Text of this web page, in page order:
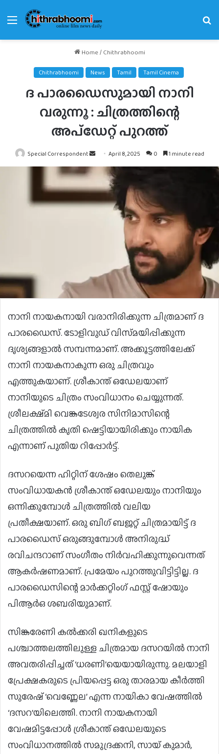
Menu
Home/ Chithrabhoomi
Chithrabhoomi News Tamil Tamil Cinema
ദ പാരഡൈസുമായി നാനി
വരുന്നൂ : ചിത്രത്തിന്റെ
അപ്‍ഡേറ്റ് പുറത്ത്
Special Correspondent
Send
an
email
April 8, 2025 0 1 minute read
നാനി നായകനായി വരാനിരിക്കുന്ന ചിത്രമാണ് ദ
പാരഡൈസ്. ടോളിവുഡ് വിസ്‍മയിപ്പിക്കുന്ന
ദൃശ്യങ്ങളാൽ സമ്പന്നമാണ്. അക്കൂട്ടത്തിലേക്ക്
നാനി നായകനാകുന്ന ഒരു ചിത്രവും
എത്തുകയാണ്. ശ്രീകാന്ത് ഒഡേലയാണ്
നാനിയുടെ ചിത്രം സംവിധാനം ചെയ്യുന്നത്.
ശ്രീലക്ഷ്‍മി വെങ്കടേശ്വര സിനിമാസിന്റെ
ചിത്രത്തിൽ കൃതി ഷെട്ടിയായിരിക്കും നായിക
എന്നാണ് പുതിയ റിപ്പോർട്ട്.
ദസറയെന്ന ഹിറ്റിന് ശേഷം തെലുങ്ക്
സംവിധായകൻ ശ്രീകാന്ത് ഒഡേലയും നാനിയും
ഒന്നിക്കുമ്പോൾ ചിത്രത്തിൽ വലിയ
പ്രതീക്ഷയാണ്. ഒരു ബിഗ് ബജറ്റ് ചിത്രമായിട്ട് ദ
പാരഡൈസ് ഒരുങ്ങുമ്പോൾ അനിരുദ്ധ്
രവിചന്ദറാണ് സംഗീതം നിർവഹിക്കുന്നുവെന്നത്
ആകർഷണമാണ്. പ്രമേയം പുറത്തുവിട്ടിട്ടില്ല. ദ
പാരഡൈസിന്റെ മാർക്കറ്റിംഗ് ഫസ്റ്റ് ഷോയും
പിആർഒ ശബരിയുമാണ്.
സിങ്കരേണി കൽക്കരി ഖനികളുടെ
പശ്ചാത്തലത്തിലുള്ള ചിത്രമായ ദസറയിൽ നാനി
അവതരിപ്പിച്ചത് ‘ധരണി’യെയായിരുന്നു. മലയാളി
പ്രേക്ഷകരുടെ പ്രിയപ്പെട്ട ഒരു താരമായ കീർത്തി
സുരേഷ് ‘വെണ്ണേല’ എന്ന നായികാ വേഷത്തിൽ
‘ദസറ’യിലെത്തി. നാനി നായകനായി
വേഷമിട്ടപ്പോൾ ശ്രീകാന്ത് ഒഡേലയുടെ
സംവിധാനത്തിൽ സമുദ്രക്കനി, സായ് കുമാർ,